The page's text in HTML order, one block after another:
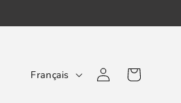
LFrançais Connexion Panier